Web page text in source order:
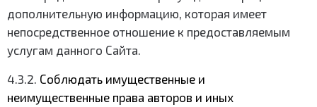
дополнительную информацию, которая имеет
непосредственное отношение к предоставляемым
услугам данного Сайта.
4.3.2. Соблюдать имущественные и
неимущественные права авторов и иных